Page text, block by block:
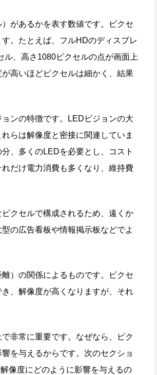
があるかを表す数値です。ピクセ
。たとえば、フルHDのディスプレ
、高さ1080ピクセルの点が画面上
高いほどピクセルは細かく、結果
ンの特徴です。LEDビジョンの大
らは解像度と密接に関連していま
、多くのLEDを必要とし、コスト
だけ電力消費も多くなり、維持費
クセルで構成されるため、遠くか
の広告看板や情報掲示板などでよ
）の関係によるものです。ピクセ
、解像度が高くなりますが、それ
非常に重要です。なぜなら、ピク
を与えるからです。次のセクショ
像度にどのように影響を与えるの